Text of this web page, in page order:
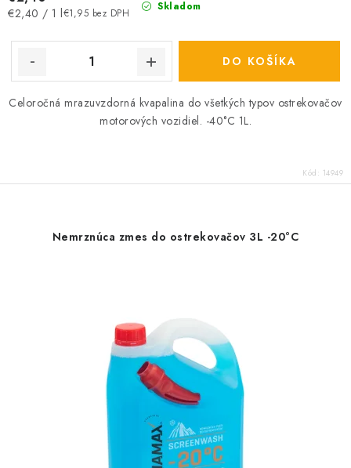
Skladom
€1,95 bez DPH
Jednotková
€2,40 / 1 l
DO KOŠÍKA
Celoročná mrazuvzdorná kvapalina do všetkých typov ostrekovačov
motorových vozidiel. -40°C 1L.
Kód: 14949
Nemrznúca zmes do ostrekovačov 3L -20°C